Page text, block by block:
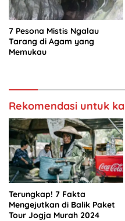
7 Pesona Mistis Ngalau
Tarang di Agam yang
Memukau
Rekomendasi untuk
Terungkap! 7 Fakta
Mengejutkan di Balik Paket
Tour Jogja Murah 2024